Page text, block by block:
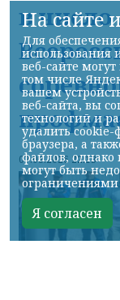
в
07.08.2026 22:13
На сайте
Для
использования
веб-сайте
том числе
вашем
веб-сайта, вы
технологий и
удалить cookie-
браузера, а
файлов, однако
могут быть
Я согласен